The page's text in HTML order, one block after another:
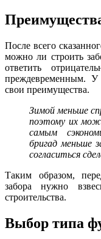
После всего
можно ли строить
ответить
преждевременным. У
свои преимущества.
Зимой меньше
поэтому их
самым
бригад меньше
согласиться
Таким образом,
забора нужно
строительства.
Выбор типа